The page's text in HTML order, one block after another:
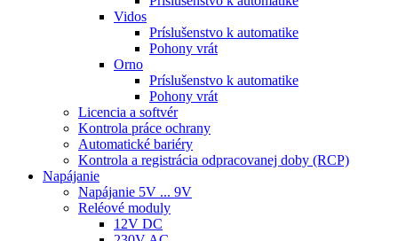
Vidos
Príslušenstvo k automatike
Pohony vrát
Orno
Príslušenstvo k automatike
Pohony vrát
Licencia a softvér
Kontrola práce ochrany
Automatické bariéry
Kontrola a registrácia odpracovanej doby (RCP)
Napájanie
Napájanie 5V ... 9V
Reléové moduly
12V DC